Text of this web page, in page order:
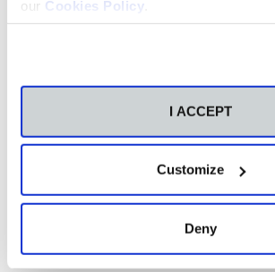
our Cookies Policy
I ACCEPT
Customize
Deny